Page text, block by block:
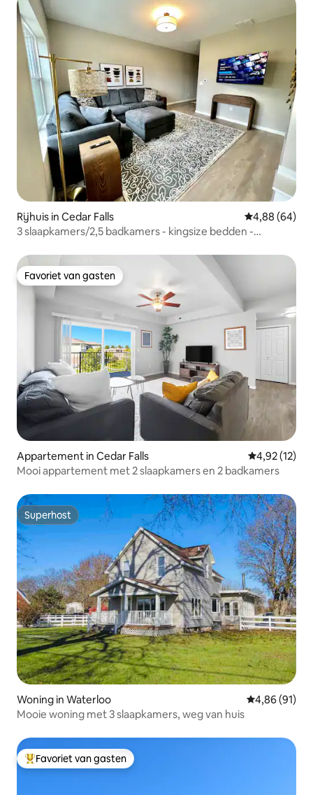
Rijhuis in Cedar Falls Gemiddelde
4,88 (64)
3 slaapkamers/2,5 badkamers - kingsize bedden -
Favoriet van gasten
Favoriet van gasten
Appartement in Cedar Falls Gemiddelde
4,92 (12)
Mooi appartement met 2 slaapkamers en 2 badkamers
Superhost
Superhost
Woning in Waterloo Gemiddelde
4,86 (91)
Mooie woning met 3 slaapkamers, weg van huis
Topfavoriet van gasten
Favoriet van gasten